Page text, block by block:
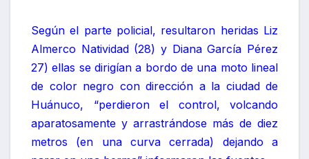
Según el parte policial, resultaron heridas Liz
Almerco Natividad (28) y Diana García Pérez
27) ellas se dirigían a bordo de una moto lineal
de color negro con dirección a la ciudad de
Huánuco, “perdieron el control, volcando
aparatosamente y arrastrándose más de diez
metros (en una curva cerrada) dejando a